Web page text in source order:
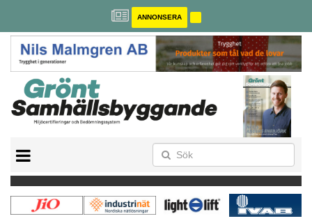
ANNONSERA
MILJÖBYGGNAD
NOLLCO2